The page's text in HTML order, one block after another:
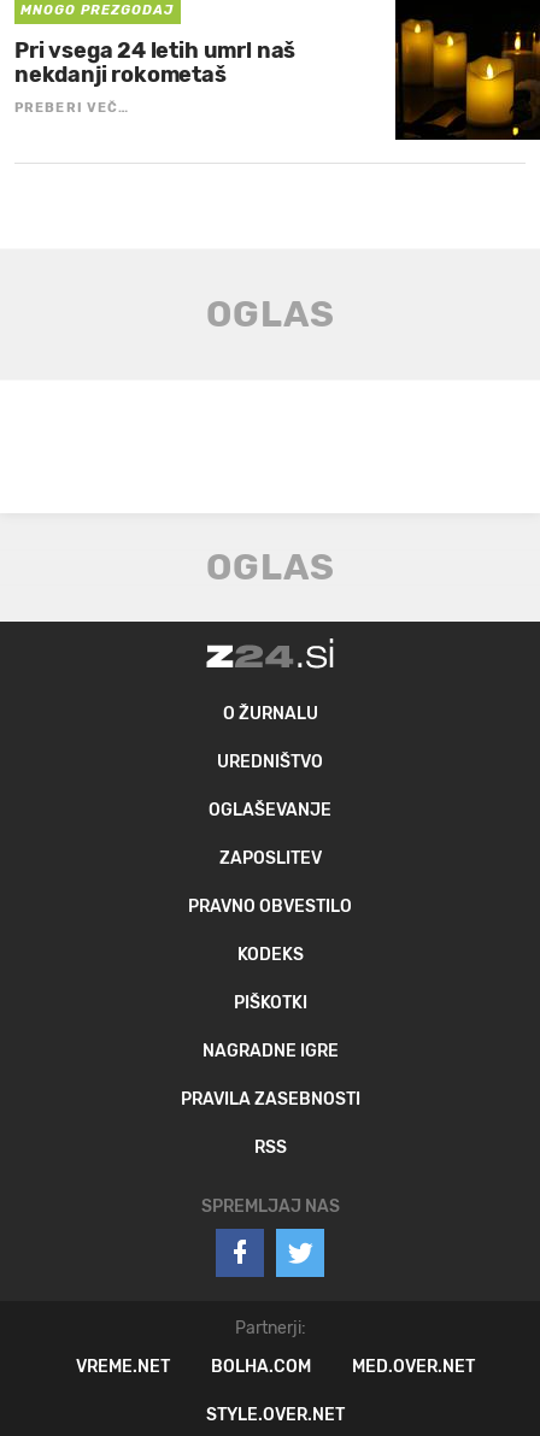
MNOGO PREZGODAJ
Pri vsega 24 letih umrl naš
nekdanji rokometaš
PREBERI VEČ…
O ŽURNALU
UREDNIŠTVO
OGLAŠEVANJE
ZAPOSLITEV
PRAVNO OBVESTILO
KODEKS
PIŠKOTKI
NAGRADNE IGRE
PRAVILA ZASEBNOSTI
RSS
SPREMLJAJ NAS
Partnerji:
VREME.NET
BOLHA.COM MED.OVER.NET
STYLE.OVER.NET